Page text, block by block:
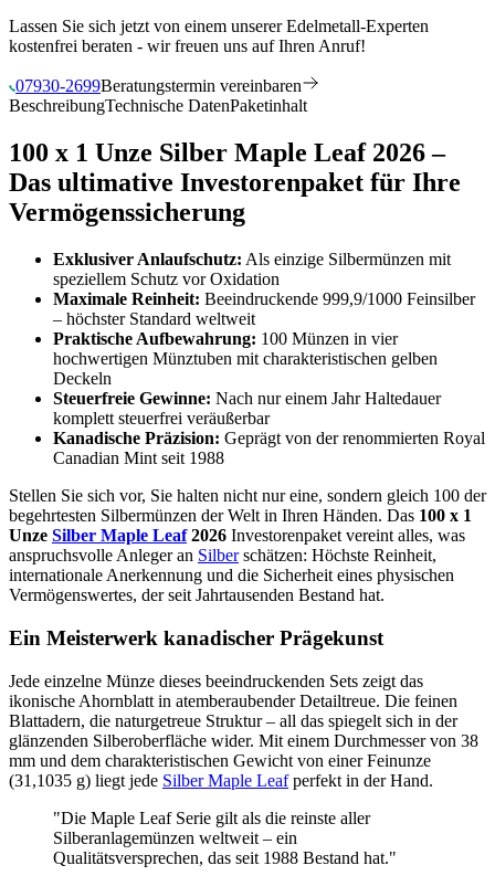
Lassen Sie sich jetzt von einem unserer Edelmetall-Experten
kostenfrei beraten - wir freuen uns auf Ihren Anruf!
07930-2699Beratungstermin vereinbaren
BeschreibungTechnische DatenPaketinhalt
100 x 1 Unze Silber Maple Leaf 2026 –
Das ultimative Investorenpaket für Ihre
Vermögenssicherung
Exklusiver Anlaufschutz: Als einzige Silbermünzen mit
speziellem Schutz vor Oxidation
Maximale Reinheit: Beeindruckende 999,9/1000 Feinsilber
– höchster Standard weltweit
Praktische Aufbewahrung: 100 Münzen in vier
hochwertigen Münztuben mit charakteristischen gelben
Deckeln
Steuerfreie Gewinne: Nach nur einem Jahr Haltedauer
komplett steuerfrei veräußerbar
Kanadische Präzision: Geprägt von der renommierten Royal
Canadian Mint seit 1988
Stellen Sie sich vor, Sie halten nicht nur eine, sondern gleich 100 der
begehrtesten Silbermünzen der Welt in Ihren Händen. Das 100 x 1
Unze Silber Maple Leaf2026 Investorenpaket vereint alles, was
anspruchsvolle Anleger an Silberschätzen: Höchste Reinheit,
internationale Anerkennung und die Sicherheit eines physischen
Vermögenswertes, der seit Jahrtausenden Bestand hat.
Ein Meisterwerk kanadischer Prägekunst
Jede einzelne Münze dieses beeindruckenden Sets zeigt das
ikonische Ahornblatt in atemberaubender Detailtreue. Die feinen
Blattadern, die naturgetreue Struktur – all das spiegelt sich in der
glänzenden Silberoberfläche wider. Mit einem Durchmesser von 38
mm und dem charakteristischen Gewicht von einer Feinunze
(31,1035 g) liegt jede Silber Maple Leafperfekt in der Hand.
"Die Maple Leaf Serie gilt als die reinste aller
Silberanlagemünzen weltweit – ein
Qualitätsversprechen, das seit 1988 Bestand hat."